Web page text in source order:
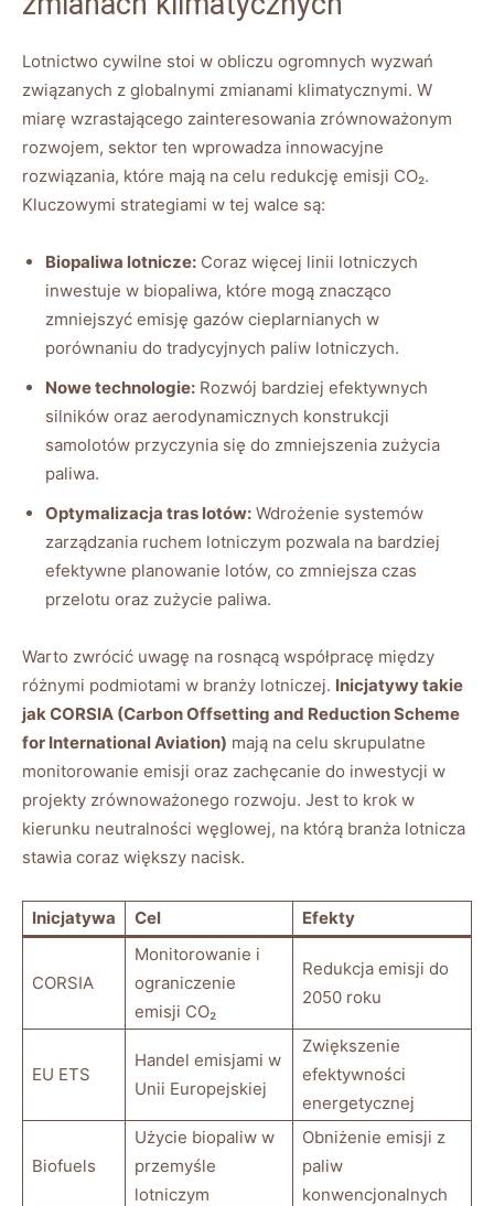
Lotnictwo cywilne stoi w obliczu ogromnych wyzwań
związanych z globalnymi zmianami⁢ klimatycznymi. W
miarę wzrastającego⁤ zainteresowania zrównoważonym
rozwojem, ⁤sektor ten wprowadza innowacyjne
rozwiązania, które mają na‌ celu redukcję emisji CO₂.
‌Kluczowymi‌ strategiami w tej walce są:
Biopaliwa lotnicze: Coraz​ więcej⁢ linii lotniczych
inwestuje ⁣w biopaliwa, które mogą ‍znacząco‍
zmniejszyć emisję‍ gazów cieplarnianych w
porównaniu⁤ do tradycyjnych paliw lotniczych.
Nowe technologie: Rozwój bardziej efektywnych
silników oraz aerodynamicznych konstrukcji
samolotów ⁢przyczynia się do zmniejszenia ​zużycia
paliwa.
Optymalizacja​ tras lotów: ⁤Wdrożenie systemów‌
zarządzania ruchem lotniczym pozwala na bardziej
efektywne planowanie ⁤lotów, co zmniejsza‍ czas
przelotu oraz⁣ zużycie paliwa.
Warto zwrócić uwagę na rosnącą współpracę ‌między
różnymi​ podmiotami‍ w branży lotniczej. Inicjatywy takie
jak CORSIA (Carbon Offsetting​ and Reduction Scheme
for International Aviation) ⁣mają na celu skrupulatne
monitorowanie emisji oraz zachęcanie do inwestycji w
projekty zrównoważonego ⁣rozwoju.‍ Jest to⁤ krok w
kierunku neutralności węglowej, na którą branża lotnicza
stawia coraz większy nacisk.
Inicjatywa Cel Efekty
CORSIA
Monitorowanie i
ograniczenie
emisji CO₂
Redukcja⁢ emisji ⁤do
2050⁣ roku
EU ETS
Handel emisjami w
Unii Europejskiej
Zwiększenie ​
efektywności
energetycznej
Biofuels
Użycie ‌biopaliw‌ w
przemyśle
lotniczym
Obniżenie emisji ⁤z
paliw
‍konwencjonalnych